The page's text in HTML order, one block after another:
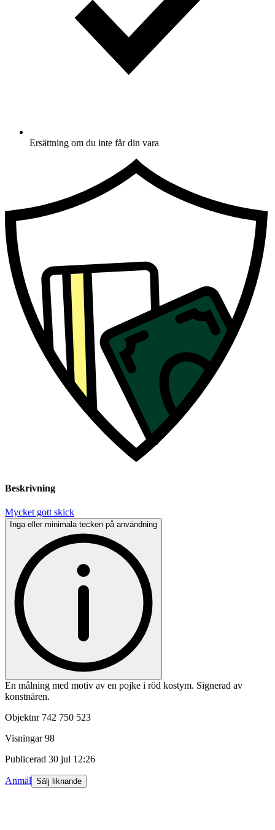
Ersättning om du inte får din vara
Beskrivning
Mycket gott skick
Inga eller minimala tecken på användning
En målning med motiv av en pojke i röd kostym. Signerad av
konstnären.
Objektnr 742 750 523
Visningar 98
Publicerad 30 jul 12:26
Anmäl Sälj liknande